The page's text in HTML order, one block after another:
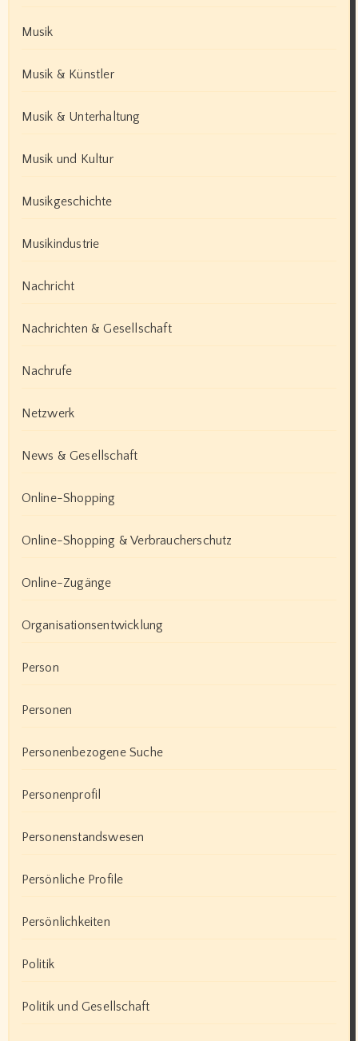
Musik
Musik & Künstler
Musik & Unterhaltung
Musik und Kultur
Musikgeschichte
Musikindustrie
Nachricht
Nachrichten & Gesellschaft
Nachrufe
Netzwerk
News & Gesellschaft
Online-Shopping
Online-Shopping & Verbraucherschutz
Online-Zugänge
Organisationsentwicklung
Person
Personen
Personenbezogene Suche
Personenprofil
Personenstandswesen
Persönliche Profile
Persönlichkeiten
Politik
Politik und Gesellschaft